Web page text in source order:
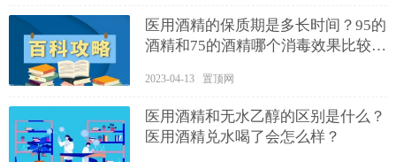
医用酒精的保质期是多长时间？95的
酒精和75的酒精哪个消毒效果比较
2023-04-13 置顶网
医用酒精和无水乙醇的区别是什么？
医用酒精兑水喝了会怎么样？